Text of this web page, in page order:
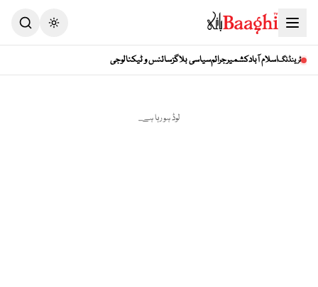
Toggle theme
ٹرینڈنگاسلام آبادکشمیرجرائمسیاسی بلاگزسائنس و ٹیکنالوجی
لوڈ ہو رہا ہے...